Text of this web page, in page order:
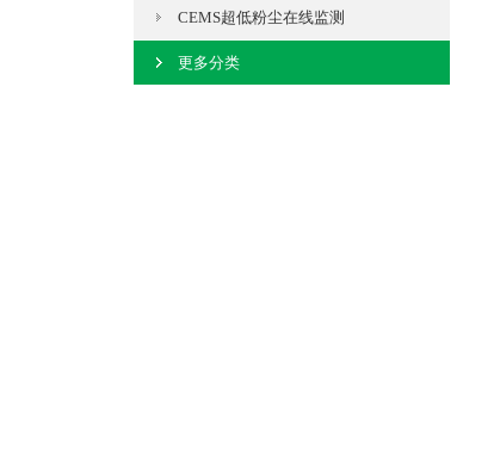
CEMS超低粉尘在线监测
更多分类